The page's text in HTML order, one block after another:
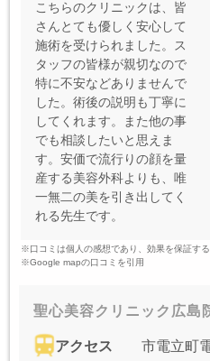
こちらのクリニックは、皆
さんとても優しく安心して
施術を受けられました。ス
タッフの皆様が親切なので
特に不安などありませんで
した。術後の説明も丁寧に
してくれます。また他の事
でも相談したいと思えま
す。安価で流行りの顔を量
産する美容外科よりも、唯
一無二の美を引き出してく
れる先生です。
※口コミは個人の感想であり、効果を保証す
※Google mapの口コミを引用
聖心美容クリニック広島
アクセス 市電立町